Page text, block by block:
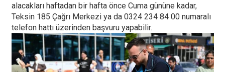
alacakları haftadan bir hafta önce Cuma gününe kadar,
Teksin 185 Çağrı Merkezi ya da 0324 234 84 00 numaralı
telefon hattı üzerinden başvuru yapabilir.